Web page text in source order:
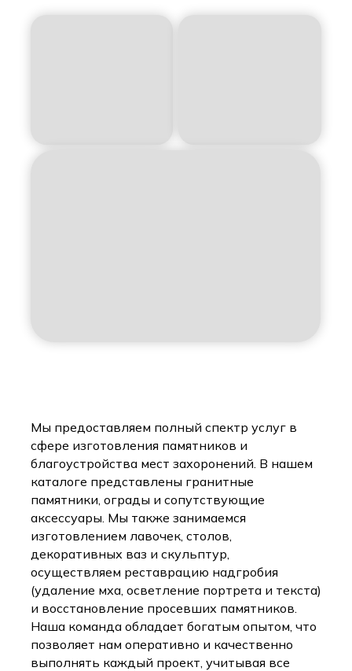
Мы предоставляем полный спектр услуг в
сфере изготовления памятников и
благоустройства мест захоронений. В нашем
каталоге представлены гранитные
памятники, ограды и сопутствующие
аксессуары. Мы также занимаемся
изготовлением лавочек, столов,
декоративных ваз и скульптур,
осуществляем реставрацию надгробия
(удаление мха, осветление портрета и текста)
и восстановление просевших памятников.
Наша команда обладает богатым опытом, что
позволяет нам оперативно и качественно
выполнять каждый проект, учитывая все